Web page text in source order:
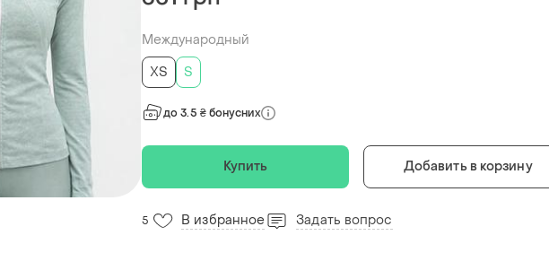
Международный
ХS
S
до 3.5 ₴ бонусних
Купить Добавить в корзину
5 В избранное Задать вопрос